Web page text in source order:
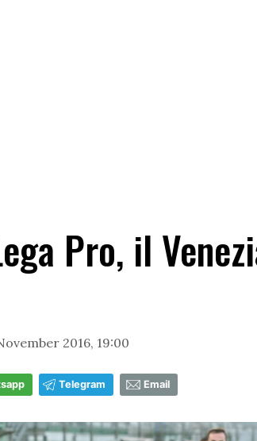
Pro, il
2016, 19:00
Telegram Email